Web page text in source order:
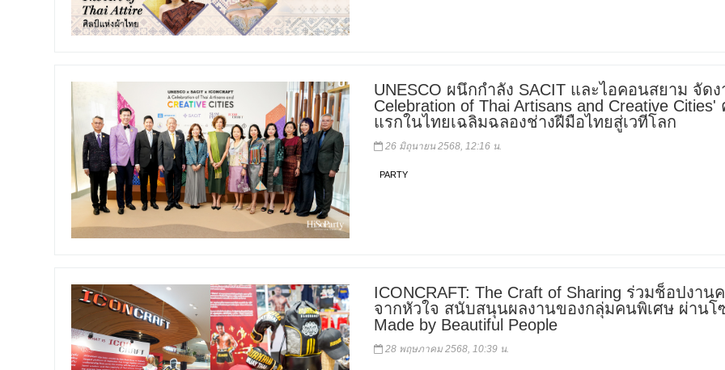
UNESCO ผนึกกำลัง SACIT และไอคอนสยาม จัดง
Celebration of Thai Artisans and Creative Cities'
แรกในไทยเฉลิมฉลองช่างฝีมือไทยสู่เวทีโลก
26 มิถุนายน 2568, 12:16 น.
PARTY
ICONCRAFT: The Craft of Sharing ร่วมช็อปงาน
จากหัวใจ สนับสนุนผลงานของกลุ่มคนพิเศษ ผ่านโ
Made by Beautiful People
28 พฤษภาคม 2568, 10:39 น.